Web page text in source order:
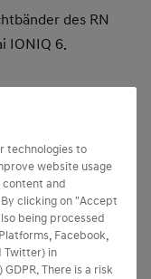
des RN
IONIQ 6.
N
technologies to
website usage
content and
clicking on "Accept
being processed
Facebook,
Twitter) in
There is a risk